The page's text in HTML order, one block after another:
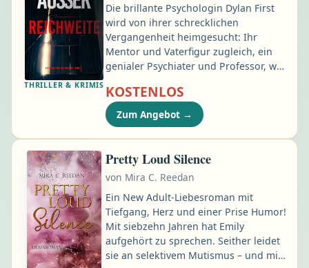
THRILLER & KRIMIS
Die brillante Psychologin Dylan First
wird von ihrer schrecklichen
Vergangenheit heimgesucht: Ihr
Mentor und Vaterfigur zugleich, ein
genialer Psychiater und Professor, war
steckt er hinter Gittern, doch als die
Welt von Dylan auf dem Kopf steht,
taucht plötzlich das FBI auf und
verlangt nach ihr: Ein Mörder
verwendet die gleiche Signatur wie ihr
alter Mentor. Und sie brauchen Dylan,
um ihn aufzuhalten, bevor es zu spät
ist …
KOSTENLOS
Zum Angebot →
Pretty Loud Silence
von Mira C. Reedan
Ein New Adult-Liebesroman mit
Tiefgang, Herz und einer Prise Humor!
Mit siebzehn Jahren hat Emily
aufgehört zu sprechen. Seither leidet
sie an selektivem Mutismus – und mit